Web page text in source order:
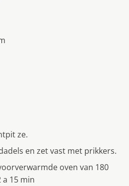
ze.
en zet vast met prikkers.
oven van 180
a 15 min